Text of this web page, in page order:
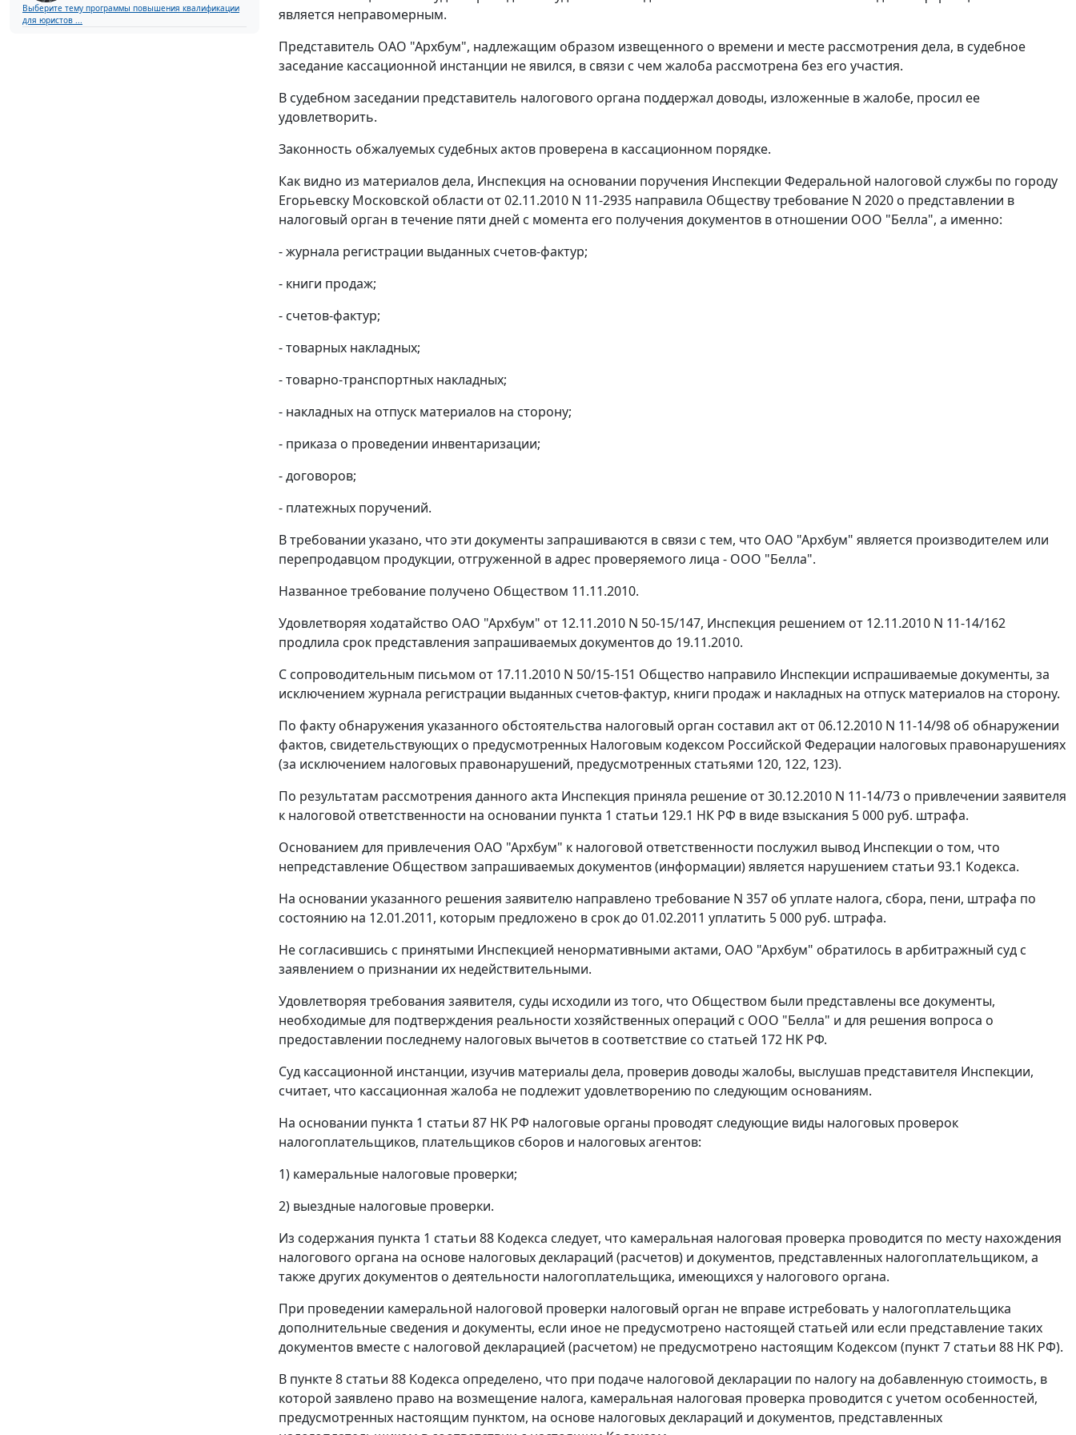
Выберите тему программы повышения квалификации
для юристов ...
является неправомерным.
Представитель ОАО "Архбум", надлежащим образом извещенного о времени и месте рассмотрения дела, в судебное
заседание кассационной инстанции не явился, в связи с чем жалоба рассмотрена без его участия.
В судебном заседании представитель налогового органа поддержал доводы, изложенные в жалобе, просил ее
удовлетворить.
Законность обжалуемых судебных актов проверена в кассационном порядке.
Как видно из материалов дела, Инспекция на основании поручения Инспекции Федеральной налоговой службы по городу
Егорьевску Московской области от 02.11.2010 N 11-2935 направила Обществу требование N 2020 о представлении в
налоговый орган в течение пяти дней с момента его получения документов в отношении ООО "Белла", а именно:
- журнала регистрации выданных счетов-фактур;
- книги продаж;
- счетов-фактур;
- товарных накладных;
- товарно-транспортных накладных;
- накладных на отпуск материалов на сторону;
- приказа о проведении инвентаризации;
- договоров;
- платежных поручений.
В требовании указано, что эти документы запрашиваются в связи с тем, что ОАО "Архбум" является производителем или
перепродавцом продукции, отгруженной в адрес проверяемого лица - ООО "Белла".
Названное требование получено Обществом 11.11.2010.
Удовлетворяя ходатайство ОАО "Архбум" от 12.11.2010 N 50-15/147, Инспекция решением от 12.11.2010 N 11-14/162
продлила срок представления запрашиваемых документов до 19.11.2010.
С сопроводительным письмом от 17.11.2010 N 50/15-151 Общество направило Инспекции испрашиваемые документы, за
исключением журнала регистрации выданных счетов-фактур, книги продаж и накладных на отпуск материалов на сторону.
По факту обнаружения указанного обстоятельства налоговый орган составил акт от 06.12.2010 N 11-14/98 об обнаружении
фактов, свидетельствующих о предусмотренных Налоговым кодексом Российской Федерации налоговых правонарушениях
(за исключением налоговых правонарушений, предусмотренных статьями 120, 122, 123).
По результатам рассмотрения данного акта Инспекция приняла решение от 30.12.2010 N 11-14/73 о привлечении заявителя
к налоговой ответственности на основании пункта 1 статьи 129.1 НК РФ в виде взыскания 5 000 руб. штрафа.
Основанием для привлечения ОАО "Архбум" к налоговой ответственности послужил вывод Инспекции о том, что
непредставление Обществом запрашиваемых документов (информации) является нарушением статьи 93.1 Кодекса.
На основании указанного решения заявителю направлено требование N 357 об уплате налога, сбора, пени, штрафа по
состоянию на 12.01.2011, которым предложено в срок до 01.02.2011 уплатить 5 000 руб. штрафа.
Не согласившись с принятыми Инспекцией ненормативными актами, ОАО "Архбум" обратилось в арбитражный суд с
заявлением о признании их недействительными.
Удовлетворяя требования заявителя, суды исходили из того, что Обществом были представлены все документы,
необходимые для подтверждения реальности хозяйственных операций с ООО "Белла" и для решения вопроса о
предоставлении последнему налоговых вычетов в соответствие со статьей 172 НК РФ.
Суд кассационной инстанции, изучив материалы дела, проверив доводы жалобы, выслушав представителя Инспекции,
считает, что кассационная жалоба не подлежит удовлетворению по следующим основаниям.
На основании пункта 1 статьи 87 НК РФ налоговые органы проводят следующие виды налоговых проверок
налогоплательщиков, плательщиков сборов и налоговых агентов:
1) камеральные налоговые проверки;
2) выездные налоговые проверки.
Из содержания пункта 1 статьи 88 Кодекса следует, что камеральная налоговая проверка проводится по месту нахождения
налогового органа на основе налоговых деклараций (расчетов) и документов, представленных налогоплательщиком, а
также других документов о деятельности налогоплательщика, имеющихся у налогового органа.
При проведении камеральной налоговой проверки налоговый орган не вправе истребовать у налогоплательщика
дополнительные сведения и документы, если иное не предусмотрено настоящей статьей или если представление таких
документов вместе с налоговой декларацией (расчетом) не предусмотрено настоящим Кодексом (пункт 7 статьи 88 НК РФ).
В пункте 8 статьи 88 Кодекса определено, что при подаче налоговой декларации по налогу на добавленную стоимость, в
которой заявлено право на возмещение налога, камеральная налоговая проверка проводится с учетом особенностей,
предусмотренных настоящим пунктом, на основе налоговых деклараций и документов, представленных